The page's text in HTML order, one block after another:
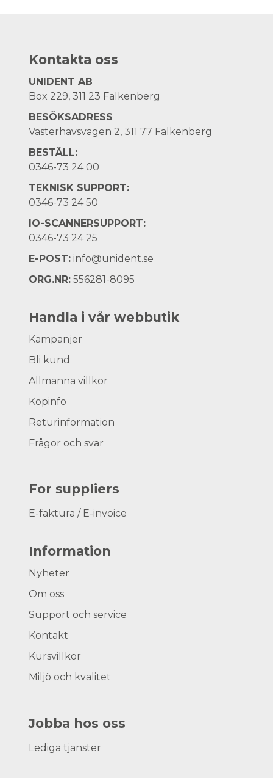
Kontakta oss
UNIDENT AB
Box 229, 311 23 Falkenberg
BESÖKSADRESS
Västerhavsvägen 2, 311 77 Falkenberg
BESTÄLL:
0346-73 24 00
TEKNISK SUPPORT:
0346-73 24 50
IO-SCANNERSUPPORT:
0346-73 24 25
E-POST: info@unident.se
ORG.NR: 556281-8095
Handla i vår webbutik
Kampanjer
Bli kund
Allmänna villkor
Köpinfo
Returinformation
Frågor och svar
For suppliers
E-faktura / E-invoice
Information
Nyheter
Om oss
Support och service
Kontakt
Kursvillkor
Miljö och kvalitet
Jobba hos oss
Lediga tjänster